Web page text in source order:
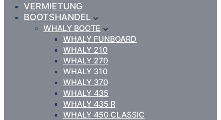
VERMIETUNG
BOOTSHANDEL
WHALY BOOTE
WHALY FUNBOARD
WHALY 210
WHALY 270
WHALY 310
WHALY 370
WHALY 435
WHALY 435 R
WHALY 450 CLASSIC